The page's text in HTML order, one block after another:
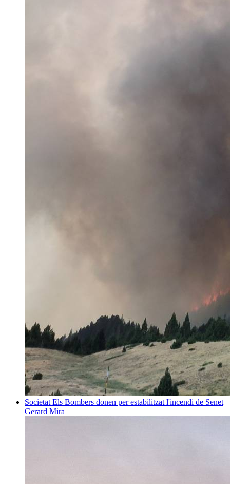
Societat Els Bombers donen per estabilitzat l'incendi de Senet
Gerard Mira